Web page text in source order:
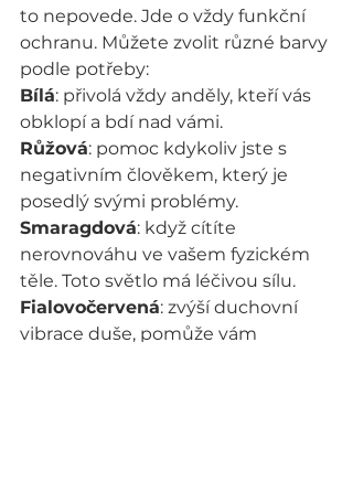
to nepovede. Jde o vždy funkční
ochranu. Můžete zvolit různé barvy
podle potřeby:
Bílá: přivolá vždy anděly, kteří vás
obklopí a bdí nad vámi.
Růžová: pomoc kdykoliv jste s
negativním člověkem, který je
posedlý svými problémy.
Smaragdová: když cítíte
nerovnováhu ve vašem fyzickém
těle. Toto světlo má léčivou sílu.
Fialovočervená: zvýší duchovní
vibrace duše, pomůže vám